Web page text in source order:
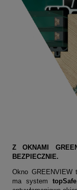
Z OKNAMI
BEZPIECZNIE.
Okno GREENVIEW
ma system topSafe